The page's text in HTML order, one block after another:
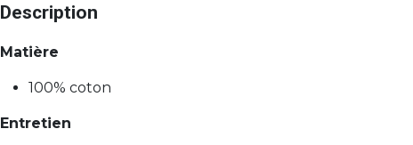
Description
Matière
100% coton
Entretien